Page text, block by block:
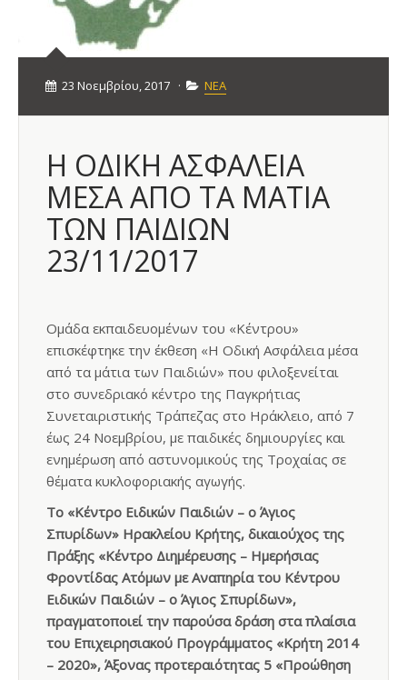
23 Νοεμβρίου, 2017 · ΝΕΑ
Η ΟΔΙΚΗ ΑΣΦΑΛΕΙΑ
ΜΕΣΑ ΑΠΟ ΤΑ ΜΑΤΙΑ
ΤΩΝ ΠΑΙΔΙΩΝ
23/11/2017
Ομάδα εκπαιδευομένων του «Κέντρου»
επισκέφτηκε την έκθεση «Η Οδική Ασφάλεια μέσα
από τα μάτια των Παιδιών» που φιλοξενείται
στο συνεδριακό κέντρο της Παγκρήτιας
Συνεταιριστικής Τράπεζας στο Ηράκλειο, από 7
έως 24 Νοεμβρίου, με παιδικές δημιουργίες και
ενημέρωση από αστυνομικούς της Τροχαίας σε
θέματα κυκλοφοριακής αγωγής.
Το «Κέντρο Ειδικών Παιδιών – ο Άγιος
Σπυρίδων» Ηρακλείου Κρήτης, δικαιούχος της
Πράξης «Κέντρο Διημέρευσης – Ημερήσιας
Φροντίδας Ατόμων με Αναπηρία του Κέντρου
Ειδικών Παιδιών – ο Άγιος Σπυρίδων»,
πραγματοποιεί την παρούσα δράση στα πλαίσια
του Επιχειρησιακού Προγράμματος «Κρήτη 2014
– 2020», Άξονας προτεραιότητας 5 «Προώθηση